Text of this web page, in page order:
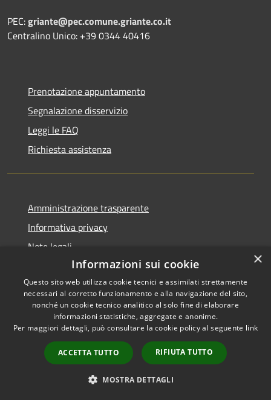
PEC:griante@pec.comune.griante.co.it
Centralino Unico: +39 0344 40416
Prenotazione appuntamento
Segnalazione disservizio
Leggi le FAQ
Richiesta assistenza
Amministrazione trasparente
Informativa privacy
Note legali
Dichiarazione di accessibilità
RSS
Accessibilità
Copyright © 2026 • Comune di
Griante • Powered by
Municipium•
Accesso
×
Informazioni sui cookie
Questo sito web utilizza cookie tecnici e assimilati strettamente
necessari al corretto funzionamento e alla navigazione del sito,
nonché un cookie tecnico analitico al solo fine di elaborare
informazioni statistiche, aggregate e anonime.
Per maggiori dettagli, può consultare la cookie policy al seguente link
ACCETTA TUTTO RIFIUTA TUTTO
MOSTRA DETTAGLI